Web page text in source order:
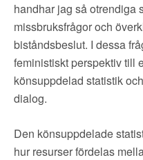
handhar jag så otrendiga
missbruksfrågor och
biståndsbeslut. I dessa
feministiskt perspektiv till
könsuppdelad statistik
dialog.
Den könsuppdelade
hur resurser fördelas